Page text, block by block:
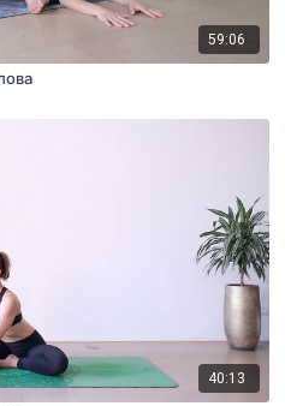
59:06
40:13